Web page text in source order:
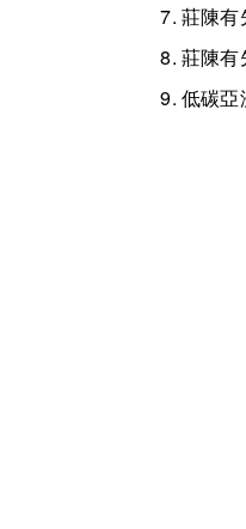
莊陳有
莊陳有
低碳亞